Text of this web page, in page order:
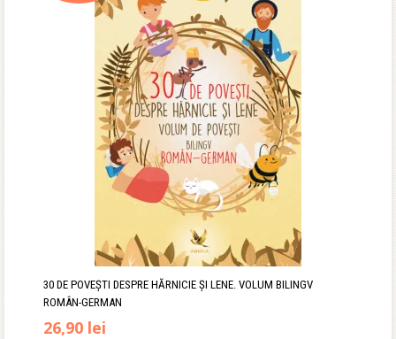
30 DE POVEȘTI DESPRE HĂRNICIE ȘI LENE. VOLUM BILINGV
ROMÂN-GERMAN
Prețul
26,90 lei